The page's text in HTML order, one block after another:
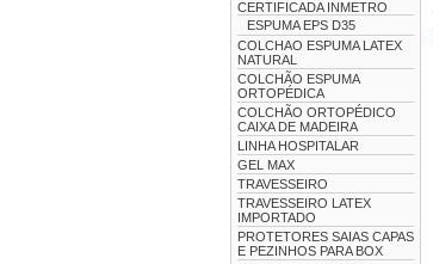
CERTIFICADA INMETRO
ESPUMA EPS D35
COLCHAO ESPUMA LATEX
NATURAL
COLCHÃO ESPUMA
ORTOPÉDICA
COLCHÃO ORTOPÉDICO
CAIXA DE MADEIRA
LINHA HOSPITALAR
GEL MAX
TRAVESSEIRO
TRAVESSEIRO LATEX
IMPORTADO
PROTETORES SAIAS CAPAS
E PEZINHOS PARA BOX